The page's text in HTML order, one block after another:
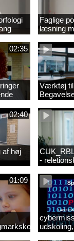
Faglige
læsning
CFU
02:35
Værktøj til
02:40
af høj
-
børn i
01:09